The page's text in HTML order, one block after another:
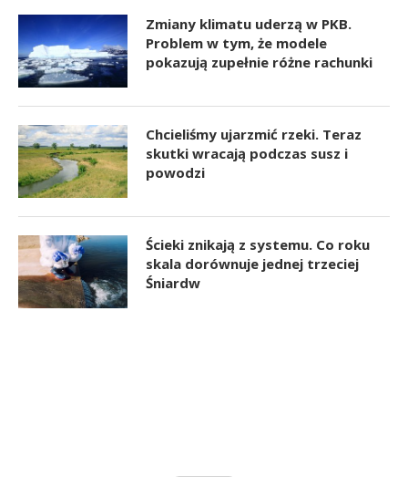
Zmiany klimatu uderzą w PKB.
Problem w tym, że modele
pokazują zupełnie różne rachunki
Chcieliśmy ujarzmić rzeki. Teraz
skutki wracają podczas susz i
powodzi
Ścieki znikają z systemu. Co roku
skala dorównuje jednej trzeciej
Śniardw